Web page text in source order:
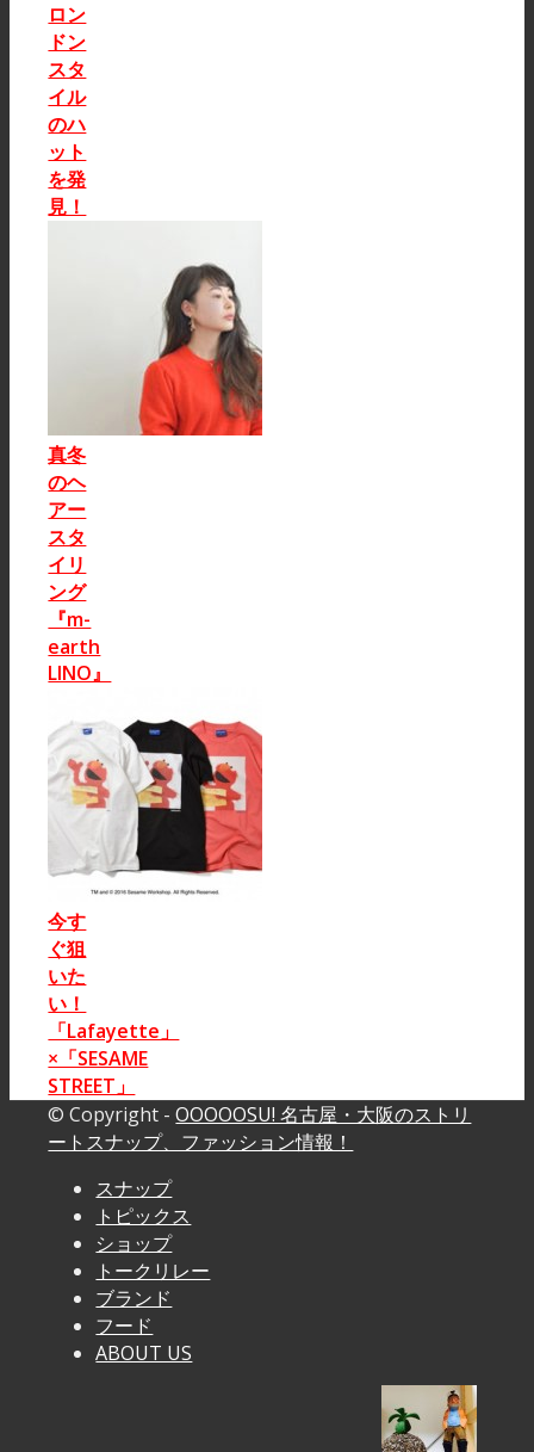
ロン
ドン
スタ
イル
のハ
ット
を発
見！
真冬
のヘ
アー
スタ
イリ
ング
『m-
earth
LINO』
今す
ぐ狙
いた
い！
「Lafayette」
×「SESAME
STREET」
© Copyright -OOOOOSU! 名古屋・大阪のストリ
ートスナップ、ファッション情報！
スナップ
トピックス
ショップ
トークリレー
ブランド
フード
ABOUT US